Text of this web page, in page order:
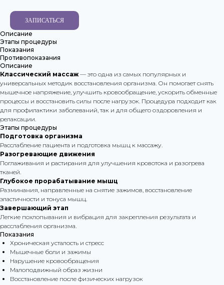
ЗАПИСАТЬСЯ
Описание
Этапы процедуры
Показания
Противопоказания
Описание
Классический массаж — это одна из самых популярных и
универсальных методик восстановления организма. Он помогает снять
мышечное напряжение, улучшить кровообращение, ускорить обменные
процессы и восстановить силы после нагрузок. Процедура подходит как
для профилактики заболеваний, так и для общего оздоровления и
релаксации.
Этапы процедуры
Подготовка организма
Расслабление пациента и подготовка мышц к массажу.
Разогревающие движения
Поглаживания и растирания для улучшения кровотока и разогрева
тканей.
Глубокое прорабатывание мышц
Разминания, направленные на снятие зажимов, восстановление
эластичности и тонуса мышц.
Завершающий этап
Легкие похлопывания и вибрация для закрепления результата и
расслабления организма.
Показания
Хроническая усталость и стресс
Мышечные боли и зажимы
Нарушение кровообращения
Малоподвижный образ жизни
Восстановление после физических нагрузок